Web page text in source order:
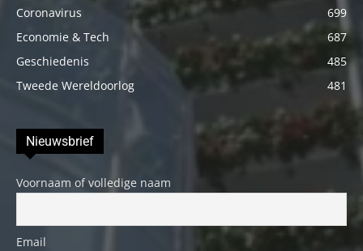
Coronavirus
699
Economie & Tech
687
Geschiedenis
485
Tweede Wereldoorlog
481
Nieuwsbrief
Voornaam of volledige naam
Email